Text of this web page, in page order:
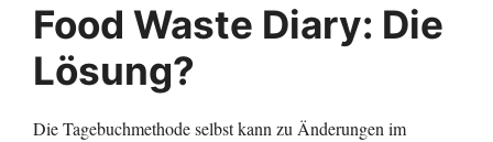
Food Waste Diary: Die
Lösung?
Die Tagebuchmethode selbst kann zu Änderungen im